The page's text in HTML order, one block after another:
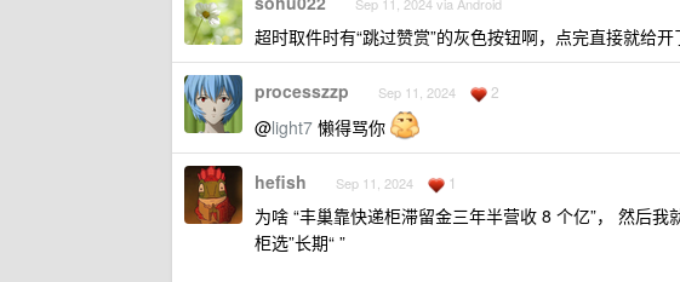
超时取件时有“跳过赞赏”的灰色按钮啊，点完直接就给开
processzzp Sep 11, 2024 2
@light7 懒得骂你
hefish Sep 11, 2024 1
为啥 “丰巢靠快递柜滞留金三年半营收 8 个亿”， 然后
柜选”长期“ ”